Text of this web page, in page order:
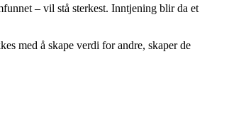
– vil stå sterkest. Inntjening blir da et
med å skape verdi for andre, skaper de